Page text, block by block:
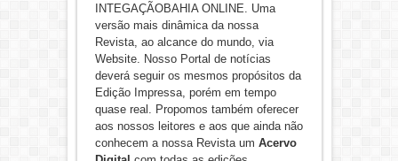
INTEGAÇÃOBAHIA ONLINE. Uma
versão mais dinâmica da nossa
Revista, ao alcance do mundo, via
Website. Nosso Portal de notícias
deverá seguir os mesmos propósitos da
Edição Impressa, porém em tempo
quase real. Propomos também oferecer
aos nossos leitores e aos que ainda não
conhecem a nossa Revista um Acervo